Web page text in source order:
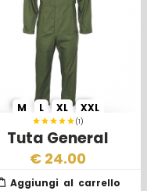
(1)
Tuta General
Service Esercito
Reale Inglese
M L XL XXL
€ 24.00